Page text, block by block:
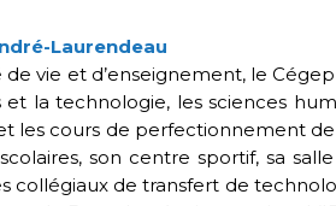
Laurendeau
vie et d’enseignement, le
et la technologie, les sciences
les cours de perfectionnement
son centre sportif, sa
de transfert de